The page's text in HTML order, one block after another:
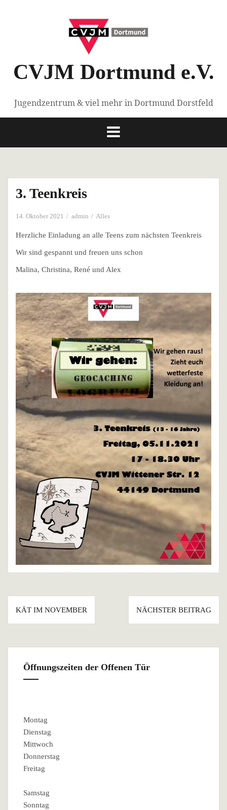
CVJM Dortmund e.V.
Jugendzentrum & viel mehr in Dortmund Dorstfeld
3. Teenkreis
14. Oktober 2021 admin Alles
Herzliche Einladung an alle Teens zum nächsten Teenkreis
Wir sind gespannt und freuen uns schon
Malina, Christina, René und Alex
Beitragsnavigation
KÄT IM NOVEMBER NÄCHSTER BEITRAG
Öffnungszeiten der Offenen Tür
Montag
Dienstag
Mittwoch
Donnerstag
Freitag
Samstag
Sonntag